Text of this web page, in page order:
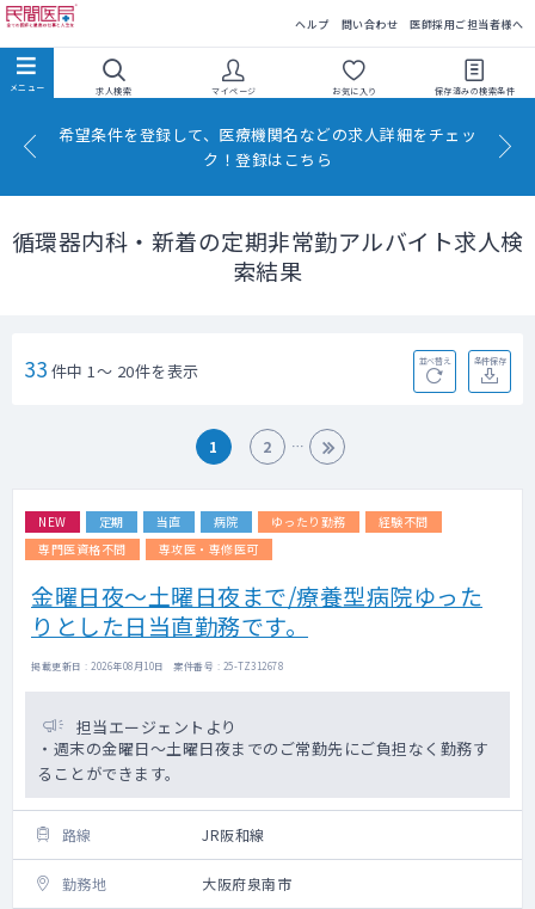
ヘルプ 問い合わせ 医師採用ご担当者様へ
求人検索 マイページ お気に入り 保存済みの検索条件
希望条件を登録して、医療機関名などの求人詳細をチェッ
ク！登録はこちら
循環器内科・新着の定期非常勤アルバイト求人検
索結果
33 件中 1～ 20件を表示 並べ替え 条件保存
1 2
NEW 定期 当直 病院 ゆったり勤務
経験不問
専門医資格不問
専攻医・専修医可
金曜日夜～土曜日夜まで/療養型病院ゆった
りとした日当直勤務です。
掲載更新日 : 2026年08月10日 案件番号 : 25-TZ312678
担当エージェントより
・週末の金曜日～土曜日夜までのご常勤先にご負担なく勤務す
ることができます。
路線 JR阪和線
勤務地 大阪府泉南市